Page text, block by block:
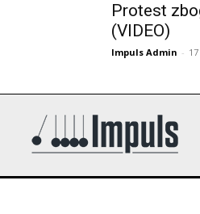
Protest
(VIDEO)
Impuls Admin -